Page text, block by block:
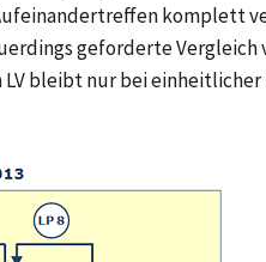
komplett
geforderte Vergleich
bleibt nur bei einheitlicher